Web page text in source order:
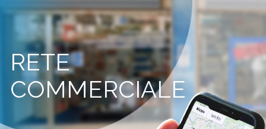
RETE
COMMERCIALE